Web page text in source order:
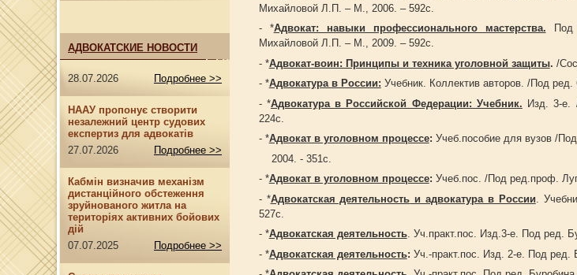
АДВОКАТСКИЕ НОВОСТИ
28.07.2026 Подробнее >>
НААУ пропонує створити
незалежний центр судових
експертиз для адвокатів
27.07.2026
Подробнее >>
Кабмін визначив механізм
дистанційного обстеження
зруйнованого житла на
територіях активних бойових
дій
07.07.2025
Подробнее >>
Михайловой Л.П. – М., 2006. – 592с.
- *Адвокат: навыки профессионального мастерства.
Михайловой Л.П. – М., 2009. – 592с.
- *Адвокат-воин: Принципы и техника уголовной защиты. /
- *Адвокатура в России: Учебник. Коллектив авторов. /Под
- *Адвокатура в Российской Федерации: Учебник. Изд. 3-е.
224с.
- *Адвокат в уголовном процессе: Учеб.пособие для вузов /
2004. - 351с.
- *Адвокат в уголовном процессе: Учеб.пос. /Под ред.проф.
- *Адвокатская деятельность и адвокатура в России .
527с.
- *Адвокатская деятельность. Уч.практ.пос. Изд.3-е. Под ред.
- *Адвокатская деятельность: Уч.-практ.пос. Изд. 2-е. Под